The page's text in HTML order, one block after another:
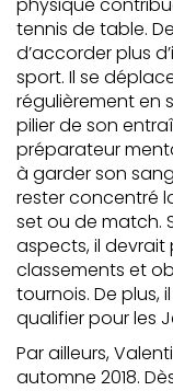
physique
tennis de table.
d’accorder plus
sport. Il se
régulièrement en
pilier de son
préparateur
à garder son
rester concentré
set ou de match.
aspects, il devrait
classements et
tournois. De plus,
qualifier pour les
Par ailleurs,
automne 2018.